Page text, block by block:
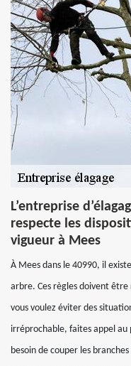
L’entreprise
respecte les
vigueur à Mees
À Mees dans le 40990, il
arbre. Ces règles doivent être
vous voulez éviter des
irréprochable, faites appel au
besoin de couper les